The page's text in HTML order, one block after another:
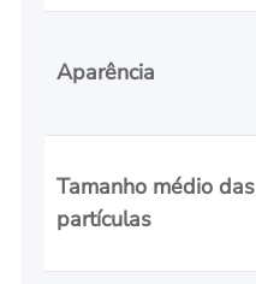
Aparência
Tamanho médio das
partículas